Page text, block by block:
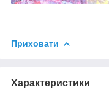
Приховати
Характеристики